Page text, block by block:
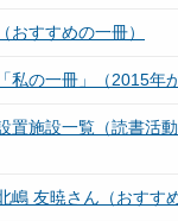
おすすめの一冊）
私の一冊」（2015年
置施設一覧（読書活
嶋 友暁さん（おすす